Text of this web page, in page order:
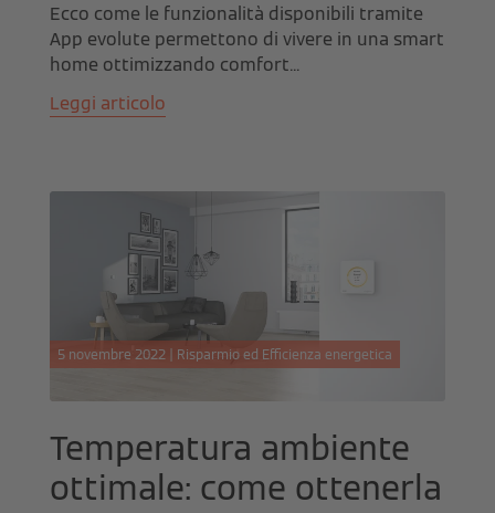
Ecco come le funzionalità disponibili tramite
App evolute permettono di vivere in una smart
home ottimizzando comfort...
Leggi articolo
5 novembre 2022 | Risparmio ed Efficienza energetica
Temperatura ambiente
ottimale: come ottenerla